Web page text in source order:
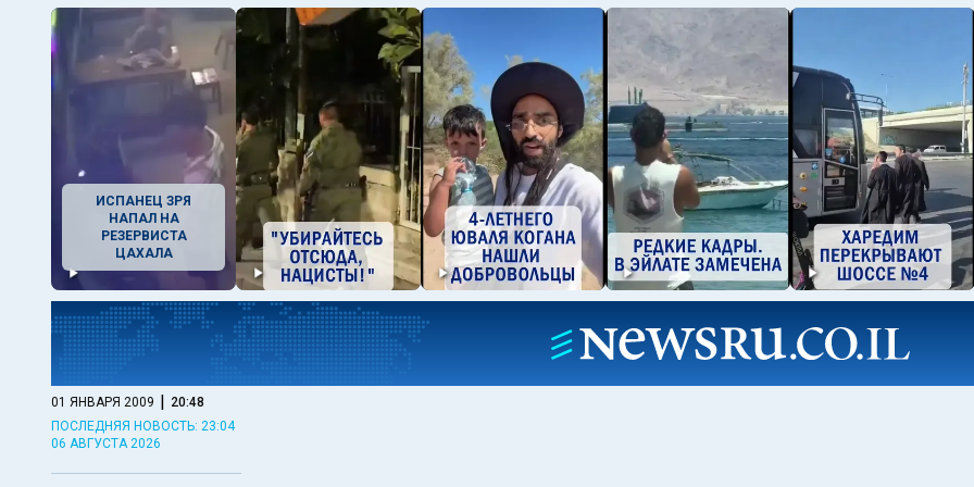
ИСПАНЕЦ ЗРЯ
НАПАЛ НА
РЕЗЕРВИСТА
ЦАХАЛА
01 ЯНВАРЯ 2009 | 20:48
ПОСЛЕДНЯЯ НОВОСТЬ: 23:04
06 АВГУСТА 2026